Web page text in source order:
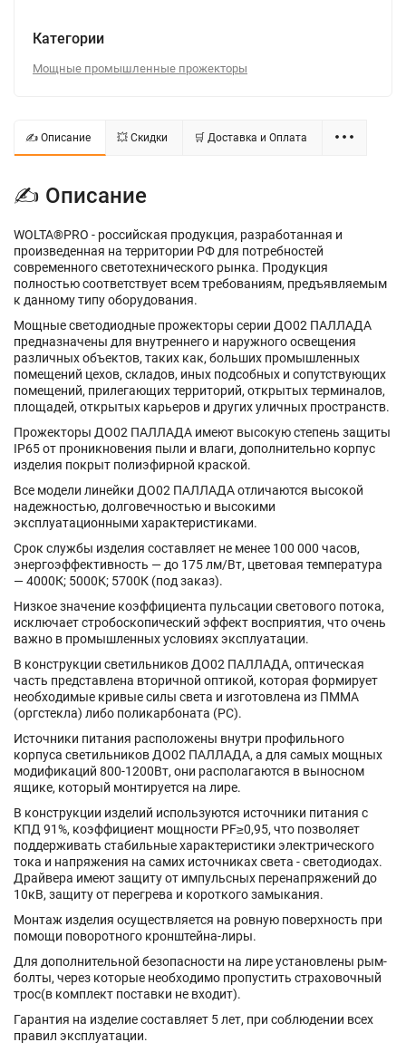
Категории
Мощные промышленные прожекторы
✍ Описание 💥 Скидки 🛒 Доставка и Оплата
✍ Описание
WOLTA®PRO - российская продукция, разработанная и
произведенная на территории РФ для потребностей
современного светотехнического рынка. Продукция
полностью соответствует всем требованиям, предъявляемым
к данному типу оборудования.
Мощные светодиодные прожекторы серии ДО02 ПАЛЛАДА
предназначены для внутреннего и наружного освещения
различных объектов, таких как, больших промышленных
помещений цехов, складов, иных подсобных и сопутствующих
помещений, прилегающих территорий, открытых терминалов,
площадей, открытых карьеров и других уличных пространств.
Прожекторы ДО02 ПАЛЛАДА имеют высокую степень защиты
IP65 от проникновения пыли и влаги, дополнительно корпус
изделия покрыт полиэфирной краской.
Все модели линейки ДО02 ПАЛЛАДА отличаются высокой
надежностью, долговечностью и высокими
эксплуатационными характеристиками.
Срок службы изделия составляет не менее 100 000 часов,
энергоэффективность — до 175 лм/Вт, цветовая температура
— 4000К; 5000К; 5700К (под заказ).
Низкое значение коэффициента пульсации светового потока,
исключает стробоскопический эффект восприятия, что очень
важно в промышленных условиях эксплуатации.
В конструкции светильников ДО02 ПАЛЛАДА, оптическая
часть представлена вторичной оптикой, которая формирует
необходимые кривые силы света и изготовлена из ПММА
(оргстекла) либо поликарбоната (РС).
Источники питания расположены внутри профильного
корпуса светильников ДО02 ПАЛЛАДА, а для самых мощных
модификаций 800-1200Вт, они располагаются в выносном
ящике, который монтируется на лире.
В конструкции изделий используются источники питания с
КПД 91%, коэффициент мощности PF≥0,95, что позволяет
поддерживать стабильные характеристики электрического
тока и напряжения на самих источниках света - светодиодах.
Драйвера имеют защиту от импульсных перенапряжений до
10кВ, защиту от перегрева и короткого замыкания.
Монтаж изделия осуществляется на ровную поверхность при
помощи поворотного кронштейна-лиры.
Для дополнительной безопасности на лире установлены рым-
болты, через которые необходимо пропустить страховочный
трос(в комплект поставки не входит).
Гарантия на изделие составляет 5 лет, при соблюдении всех
правил эксплуатации.